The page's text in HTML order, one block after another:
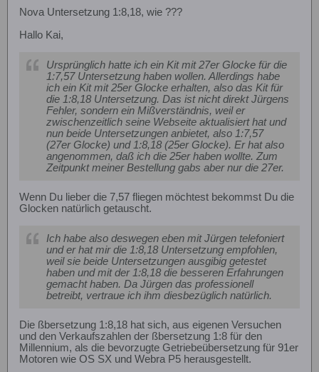
Nova Untersetzung 1:8,18, wie ???
Hallo Kai,
Ursprünglich hatte ich ein Kit mit 27er Glocke für die
1:7,57 Untersetzung haben wollen. Allerdings habe
ich ein Kit mit 25er Glocke erhalten, also das Kit für
die 1:8,18 Untersetzung. Das ist nicht direkt Jürgens
Fehler, sondern ein Mißverständnis, weil er
zwischenzeitlich seine Webseite aktualisiert hat und
nun beide Untersetzungen anbietet, also 1:7,57
(27er Glocke) und 1:8,18 (25er Glocke). Er hat also
angenommen, daß ich die 25er haben wollte. Zum
Zeitpunkt meiner Bestellung gabs aber nur die 27er.
Wenn Du lieber die 7,57 fliegen möchtest bekommst Du die
Glocken natürlich getauscht.
Ich habe also deswegen eben mit Jürgen telefoniert
und er hat mir die 1:8,18 Untersetzung empfohlen,
weil sie beide Untersetzungen ausgibig getestet
haben und mit der 1:8,18 die besseren Erfahrungen
gemacht haben. Da Jürgen das professionell
betreibt, vertraue ich ihm diesbezüglich natürlich.
Die ßbersetzung 1:8,18 hat sich, aus eigenen Versuchen
und den Verkaufszahlen der ßbersetzung 1:8 für den
Millennium, als die bevorzugte Getriebeübersetzung für 91er
Motoren wie OS SX und Webra P5 herausgestellt.